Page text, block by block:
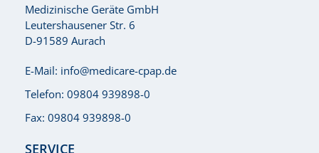
Medizinische Geräte GmbH
Leutershausener Str. 6
D-91589 Aurach
E-Mail: info@medicare-cpap.de
Telefon: 09804 939898-0
Fax: 09804 939898-0
SERVICE